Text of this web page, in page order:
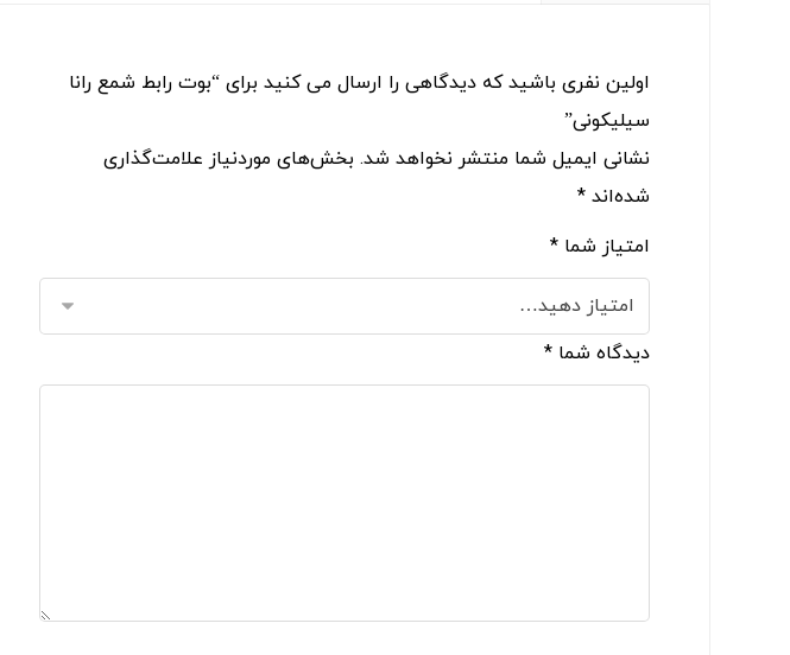
اولین نفری باشید که دیدگاهی را ارسال می کنید برای “بوت رابط شمع رانا
سیلیکونی”
نشانی ایمیل شما منتشر نخواهد شد. بخش‌های موردنیاز علامت‌گذاری
شده‌اند*
امتیاز شما*
دیدگاه شما*